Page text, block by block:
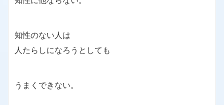
知性のない人は
人たらしになろうとしても
うまくできない。